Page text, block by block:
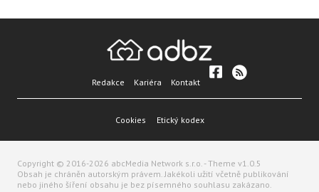
Redakce Kariéra Kontakt
Cookies Etický kodex
Copyright © 2016-2026 abcMedia Network s.r.o. - Theme v1.0.5
Obsah je chráněn autorským právem. Jakékoli užití včetně publikování
nebo jiného šíření obsahu je bez písemného souhlasu zakázano.